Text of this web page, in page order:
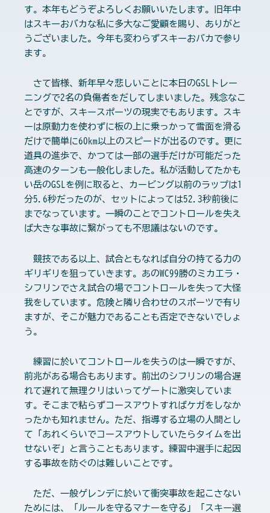
す。本年もどうぞよろしくお願いいたします。旧年中
はスキーおバカな私に多大なご愛顧を賜り、ありがと
うございました。今年も変わらずスキーおバカで参り
ます。
さて皆様、新年早々悲しいことに本日のGSLトレー
ニングで2名の負傷者をだしてしまいました。残念なこ
とですが、スキースポーツの現実でもあります。スキ
ーは原動力を使わずに板の上に乗っかって雪面を滑る
だけで簡単に60km以上のスピードが出るのです。更に
道具の進歩で、かつては一部の選手だけが可能だった
高速のターンも一般化しました。私が活動してたかも
い岳のGSLを例に取ると、カービング以前のラップは1
分5.6秒だったのが、セットによっては52.3秒前後に
までなっています。一瞬のことでコントロールを失え
ば大きな事故に繋がっても不思議はないのです。
競技である以上、試合ともなれば自分の持てる力の
ギリギリを狙っていきます。あのWC99勝のミカエラ・
シフリンでさえ試合の場でコントロールを失って大怪
我をしています。危険と隣り合わせのスポーツで有り
ますが、そこが魅力であることも否定できないでしょ
う。
練習に於いてコントロールを失うのは一瞬ですが、
前兆がある場合もあります。前出のシフリンの場合遅
れて遅れて無理クリはいってゲートに激突していま
す。そこまで粘らずコースアウトすればケガをしなか
ったかも知れません。ただ、指導する立場の人間とし
て「あれくらいでコースアウトしていたらタイムを出
せないぞ」と言うこともあります。練習中選手に起因
する事故を防ぐのは難しいことです。
ただ、一般ゲレンデに於いて衝突事故を起こさない
ためには、「ルールを守るマナーを守る」「スキー選